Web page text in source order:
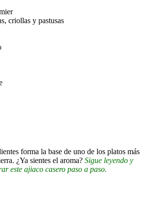
criollas y pastusas
forma la base de uno de los platos más
¿Ya sientes el aroma? Sigue leyendo y
este ajiaco casero paso a paso.